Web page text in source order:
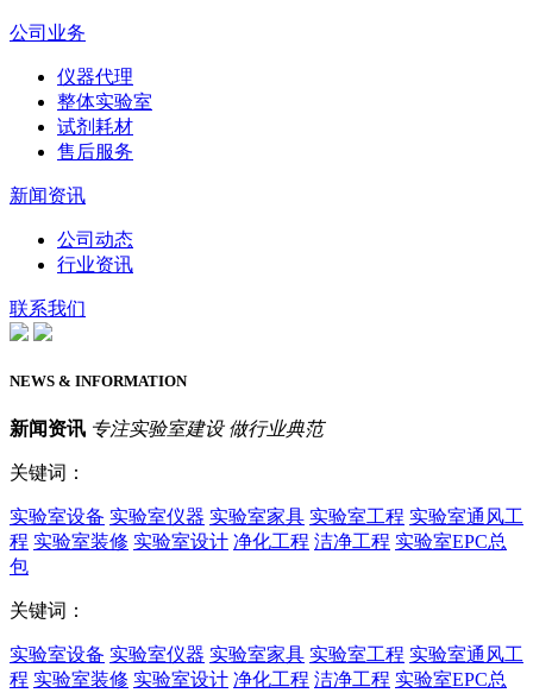
公司业务
仪器代理
整体实验室
试剂耗材
售后服务
新闻资讯
公司动态
行业资讯
联系我们
NEWS & INFORMATION
新闻资讯 专注实验室建设 做行业典范
关键词：
实验室设备 实验室仪器 实验室家具 实验室工程 实验室通风工
程 实验室装修 实验室设计 净化工程 洁净工程 实验室EPC总
包
关键词：
实验室设备 实验室仪器 实验室家具 实验室工程 实验室通风工
程 实验室装修 实验室设计 净化工程 洁净工程 实验室EPC总